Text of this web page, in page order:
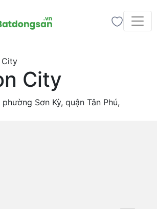
City
City
Sơn Kỳ, quận Tân Phú,